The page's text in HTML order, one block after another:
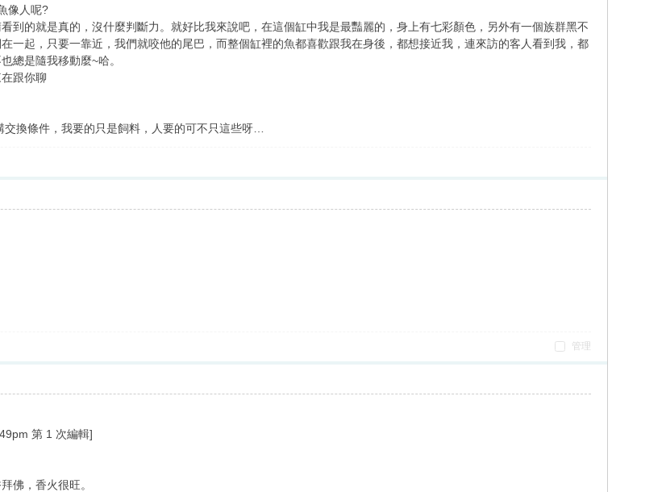
像人呢?
到的就是真的，沒什麼判斷力。就好比我來說吧，在這個缸中我是最豔麗的，身上有七彩顏色，另外有一個族群黑不
一起，只要一靠近，我們就咬他的尾巴，而整個缸裡的魚都喜歡跟我在身後，都想接近我，連來訪的客人看到我，都
總是隨我移動麼~哈。
跟你聊
換條件，我要的只是飼料，人要的可不只這些呀…
管理
第 1 次編輯]
佛，香火很旺。